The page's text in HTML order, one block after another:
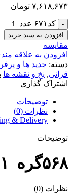
۷,۶۱۸,۶۷۳ تومان
کد۶۷۱ عدد
افزودن به سبد خرید
مقایسه
افزودن به علاقه
دسته: جدید ها و
قرانی, نخ و نقشه ها
اشتراک گذاری
توضیحات
نظرات (0)
& Delivery
توضیحات
۵۶۸گره ۳۱۱رج ۶۸رنگ
نظرات (0)